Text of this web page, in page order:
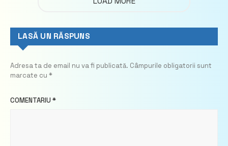
LASĂ UN RĂSPUNS
Adresa ta de email nu va fi publicată. Câmpurile obligatorii sunt
marcate cu *
COMENTARIU *